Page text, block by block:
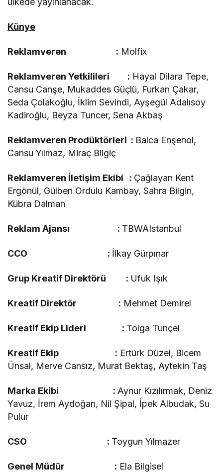
Künye
Reklamveren : Molfix
Reklamveren Yetkilileri : Hayal Dilara Tepe,
Cansu Canşe, Mukaddes Güçlü, Furkan Çakar,
Seda Çolakoğlu, İklim Sevindi, Ayşegül Adalısoy
Kadiroğlu, Beyza Tuncer, Sena Akbaş
Reklamveren Prodüktörleri : Balca Enşenol,
Cansu Yılmaz, Miraç Bilgiç
Reklamveren İletişim Ekibi : Çağlayan Kent
Ergönül, Gülben Ordulu Kambay, Sahra Bilgin,
Kübra Dalman
Reklam Ajansı : TBWAIstanbul
CCO : İlkay Gürpınar
Grup Kreatif Direktörü : Ufuk Işık
Kreatif Direktör : Mehmet Demirel
Kreatif Ekip Lideri : Tolga Tunçel
Kreatif Ekip : Ertürk Düzel, Bicem
Ünsal, Merve Cansız, Murat Bektaş, Aytekin Taş
Marka Ekibi : Aynur Kızılırmak, Deniz
Yavuz, İrem Aydoğan, Nil Şipal, İpek Albudak, Su
Pulur
CSO : Toygun Yılmazer
Genel Müdür : Ela Bilgisel